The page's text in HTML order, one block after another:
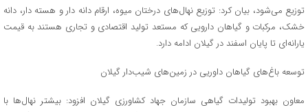
توزیع می‌شود، بیان کرد: توزیع نهال‌های درختان میوه، ارقام دانه دار و هسته دار، دانه
خشک، مرکبات و گیاهان دارویی که مستعد تولید اقتصادی و تجاری هستند به قیمت
یارانه‌ای تا پایان اسفند در گیلان ادامه دارد.
توسعه باغ‌های گیاهان داوریی در زمین‌های شیب‌دار گیلان
معاون بهبود تولیدات گیاهی سازمان جهاد کشاورزی گیلان افزود: بیشتر نهال‌ها با